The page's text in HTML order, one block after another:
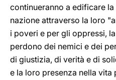
continueranno a edificare
nazione attraverso la loro
i poveri e per gli oppressi,
perdono dei nemici e dei
di giustizia, di verità e di
e la loro presenza nella vita